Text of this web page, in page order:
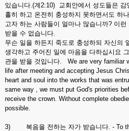
있습니다.(계2:10) 교회안에서 성도들은
홀히 하고 온전히 충성하지 못하면서도 하
고자 하는 사람들이 얼마나 많습니까? 이
받을 수 없습니다.
무슨 일을 하든지 죽도로 충성하되 자신의
생각하고 주어진 일에 마음을 다하십시요
관을 받을 것입니다. We are very familiar
life after meeting and accepting Jesus
heart and soul into the works that was
same way , we must put God's priorities
receive the crown. Without complete
possible.
3) 복음을 전하는 자가 받습니다. - To